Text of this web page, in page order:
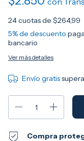
24cuotas de $264,99
5% de descuento
bancario
Ver más detalles
Envío gratis
Compra